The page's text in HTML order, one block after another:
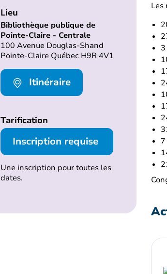
Lieu
Bibliothèque publique de
Pointe-Claire - Centrale
100 Avenue Douglas-Shand
Pointe-Claire Québec H9R 4V1
Itinéraire
Tarification
Inscription requise
Une inscription pour toutes les
dates.
Les